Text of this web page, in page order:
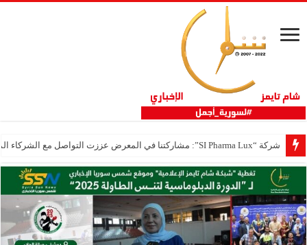
شركة “SI Pharma Lux”: مشاركتنا في المعرض عززت التواصل مع الشركاء المحليين والدوليين